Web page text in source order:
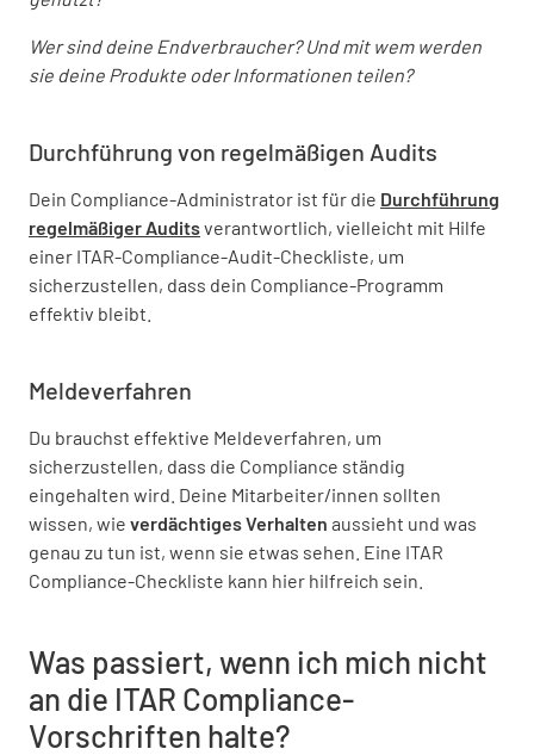
Wer sind deine Endverbraucher? Und mit wem werden
sie deine Produkte oder Informationen teilen?
Durchführung von regelmäßigen Audits
Dein Compliance-Administrator ist für die Durchführung
regelmäßiger Auditsverantwortlich, vielleicht mit Hilfe
einer ITAR-Compliance-Audit-Checkliste, um
sicherzustellen, dass dein Compliance-Programm
effektiv bleibt.
Meldeverfahren
Du brauchst effektive Meldeverfahren, um
sicherzustellen, dass die Compliance ständig
eingehalten wird. Deine Mitarbeiter/innen sollten
wissen, wie verdächtiges Verhalten aussieht und was
genau zu tun ist, wenn sie etwas sehen. Eine ITAR
Compliance-Checkliste kann hier hilfreich sein.
Was passiert, wenn ich mich nicht
an die ITAR Compliance-
Vorschriften halte?